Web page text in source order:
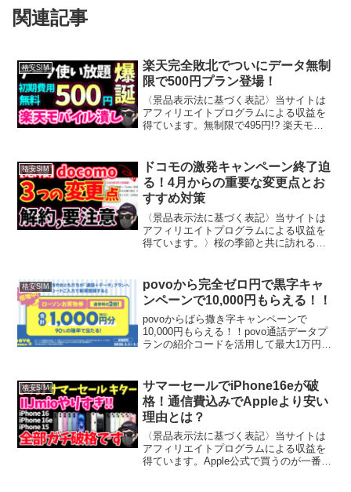
関連記事
格安SIM
楽天完全敗北でついにデータ無制
限で500円プラン登場！
〈景品表示法に基づく表記〉当サイトは
アフィリエイトプログラムによる収益を
得ています。無制限で495円!? 楽天モバ
「無制限で月3,000円以下」「3GBで980
円」という...
格安SIM
ドコモの激発キャンペーン終了迫
る！4月からの重要な変更点とお
すすめ対策
〈景品表示法に基づく表記〉当サイトは
アフィリエイトプログラムによる収益を
得ています。〉桜の季節と共に訪れる通
りやすく解説します1. 4月からのドコモ光
改悪に注意固...
格安SIM
povoから完全ゼロ円で黒字キャ
ンペーンで10,000円もらえる！！
povoからばら撒き字キャンペーンで
10,000円もらえる！！povo通話データプ
ランの紹介コードを活用して最大1万円分
す。紹介コードを使って新規登録すると
90%の確率で...
格安SIM
サマーセールでiPhone16eが破
格！通信費込みでAppleより安い
理由とは？
〈景品表示法に基づく表記〉当サイトは
アフィリエイトプログラムによる収益を
得ています。Apple公式で買うのが一番安